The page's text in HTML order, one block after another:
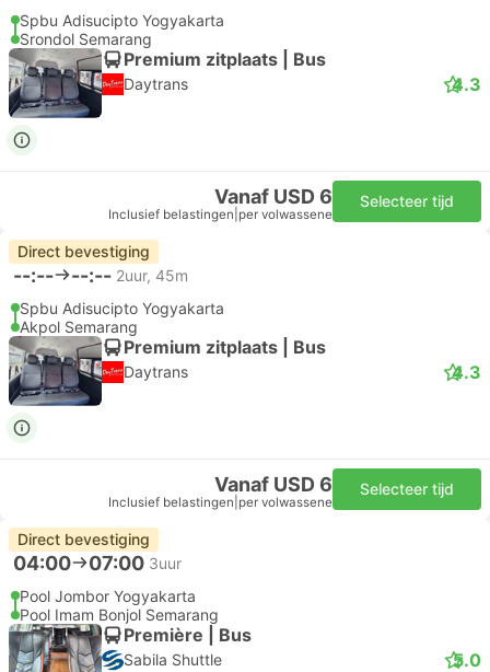
Spbu Adisucipto Yogyakarta
Srondol Semarang
Premium zitplaats | Bus
Daytrans 4.3
Vanaf USD 6
Inclusief belastingen per volwassene
Selecteer tijd
Direct bevestiging
--:-- --:-- 2uur, 45m
Spbu Adisucipto Yogyakarta
Akpol Semarang
Premium zitplaats | Bus
Daytrans 4.3
Vanaf USD 6
Inclusief belastingen per volwassene
Selecteer tijd
Direct bevestiging
04:00 07:00 3uur
Pool Jombor Yogyakarta
Pool Imam Bonjol Semarang
Première | Bus
Sabila Shuttle 5.0